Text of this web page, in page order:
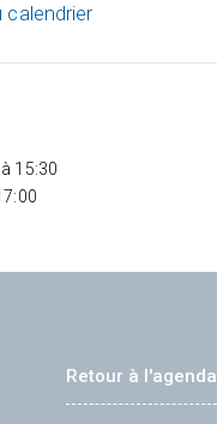
calendrier
15:30
Retour à l'agenda